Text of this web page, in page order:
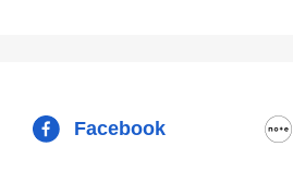
Facebook